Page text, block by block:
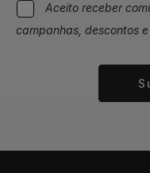
Aceito receber
campanhas, descontos